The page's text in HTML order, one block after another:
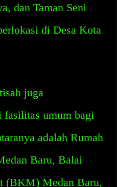
dan Taman Seni
di Desa Kota
juga
fasilitas umum bagi
adalah Rumah
Baru, Balai
(BKM) Medan Baru,